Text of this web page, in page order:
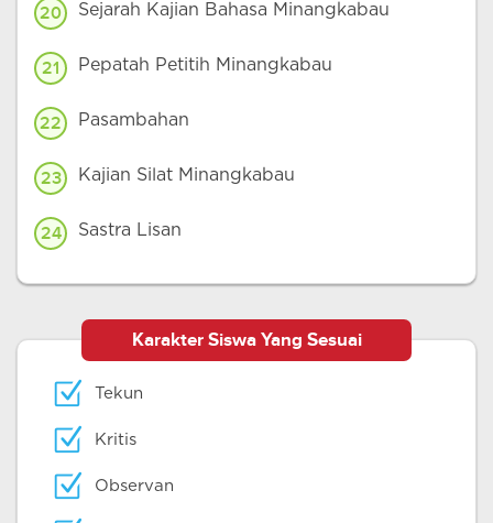
20 Sejarah Kajian Bahasa Minangkabau
21 Pepatah Petitih Minangkabau
22 Pasambahan
23 Kajian Silat Minangkabau
24 Sastra Lisan
Karakter Siswa Yang Sesuai
Tekun
Kritis
Observan